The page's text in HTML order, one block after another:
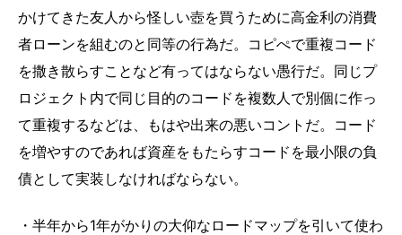
かけてきた友人から怪しい壺を買うために高金利の消費
者ローンを組むのと同等の行為だ。コピぺで重複コード
を撒き散らすことなど有ってはならない愚行だ。同じプ
ロジェクト内で同じ目的のコードを複数人で別個に作っ
て重複するなどは、もはや出来の悪いコントだ。コード
を増やすのであれば資産をもたらすコードを最小限の負
債として実装しなければならない。
・半年から1年がかりの大仰なロードマップを引いて使わ